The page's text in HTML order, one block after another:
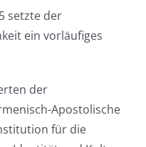
setzte der
ein vorläufiges
der
Apostolische
für die